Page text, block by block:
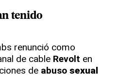
tenido
renunció como
de cable Revolt en
de abuso sexual